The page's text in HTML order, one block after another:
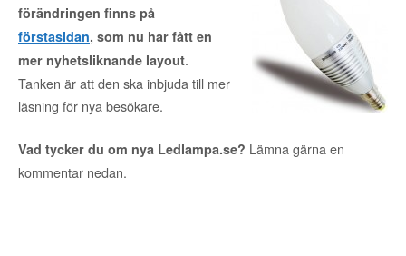
förändringen finns på
förstasidan, som nu har fått en
mer nyhetsliknande layout.
Tanken är att den ska inbjuda till mer
läsning för nya besökare.
Vad tycker du om nya Ledlampa.se? Lämna gärna en
kommentar nedan.